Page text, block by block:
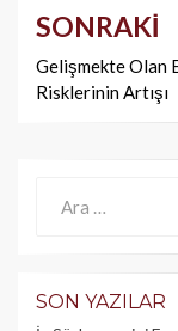
SONRAKI
Gelişmekte Olan
Risklerinin Artışı
SON YAZILAR